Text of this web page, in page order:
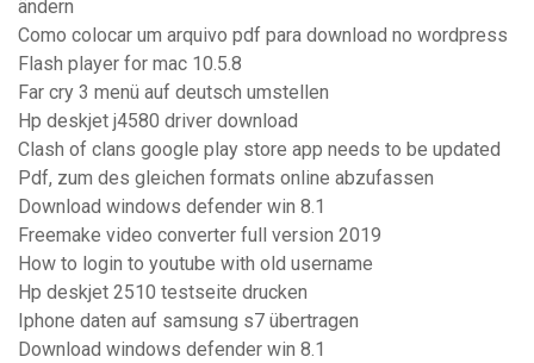
ändern
Como colocar um arquivo pdf para download no wordpress
Flash player for mac 10.5.8
Far cry 3 menü auf deutsch umstellen
Hp deskjet j4580 driver download
Clash of clans google play store app needs to be updated
Pdf, zum des gleichen formats online abzufassen
Download windows defender win 8.1
Freemake video converter full version 2019
How to login to youtube with old username
Hp deskjet 2510 testseite drucken
Iphone daten auf samsung s7 übertragen
Download windows defender win 8.1